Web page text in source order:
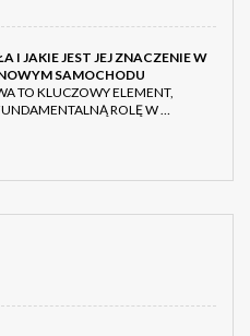
I JAKIE JEST JEJ ZNACZENIE W
SAMOCHODU
TO KLUCZOWY ELEMENT,
ROLĘ W …